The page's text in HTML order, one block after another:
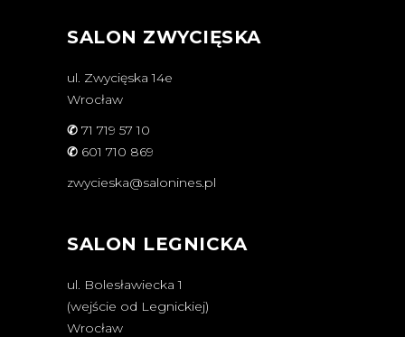
SALON ZWYCIĘSKA
ul. Zwycięska 14e
Wrocław
✆ 71 719 57 10
✆ 601 710 869
zwycieska@salonines.pl
SALON LEGNICKA
ul. Bolesławiecka 1
(wejście od Legnickiej)
Wrocław